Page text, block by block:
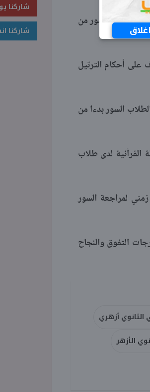
اغلاق
وتلاوة السور من
على أحكام الترتيل
السور بدءا من
القرآنية لدى طلاب
لمراجعة السور
التفوق والنجاح
الثانوي أزهري
الأزهر
شاركنا
شاركنا